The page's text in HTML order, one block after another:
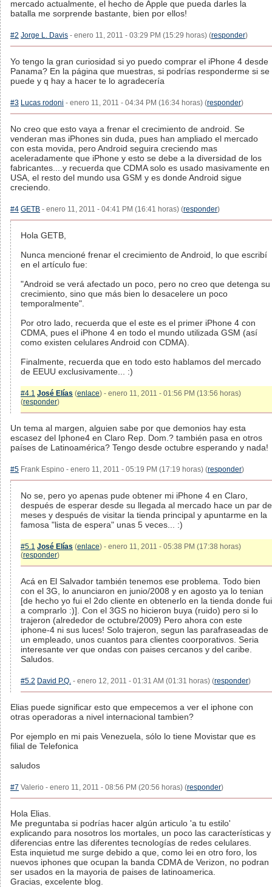
mercado actualmente, el hecho de Apple que pueda darles la
batalla me sorprende bastante, bien por ellos!
#2 Jorge L. Davis - enero 11, 2011 - 03:29 PM (15:29 horas) (responder)
Yo tengo la gran curiosidad si yo puedo comprar el iPhone 4 desde
Panama? En la página que muestras, si podrías responderme si se
puede y q hay a hacer te lo agradecería
#3 Lucas rodoni - enero 11, 2011 - 04:34 PM (16:34 horas) (responder)
No creo que esto vaya a frenar el crecimiento de android. Se
venderan mas iPhones sin duda, pues han ampliado el mercado
con esta movida, pero Android seguira creciendo mas
aceleradamente que iPhone y esto se debe a la diversidad de los
fabricantes....y recuerda que CDMA solo es usado masivamente en
USA, el resto del mundo usa GSM y es donde Android sigue
creciendo.
#4 GETB - enero 11, 2011 - 04:41 PM (16:41 horas) (responder)
Hola GETB,
Nunca mencioné frenar el crecimiento de Android, lo que escribí
en el artículo fue:
"Android se verá afectado un poco, pero no creo que detenga su
crecimiento, sino que más bien lo desacelere un poco
temporalmente".
Por otro lado, recuerda que el este es el primer iPhone 4 con
CDMA, pues el iPhone 4 en todo el mundo utilizada GSM (así
como existen celulares Android con CDMA).
Finalmente, recuerda que en todo esto hablamos del mercado
de EEUU exclusivamente... :)
#4.1 José Elías (enlace) - enero 11, 2011 - 01:56 PM (13:56 horas)
(responder)
Un tema al margen, alguien sabe por que demonios hay esta
escasez del Iphone4 en Claro Rep. Dom.? también pasa en otros
países de Latinoamérica? Tengo desde octubre esperando y nada!
#5 Frank Espino - enero 11, 2011 - 05:19 PM (17:19 horas) (responder)
No se, pero yo apenas pude obtener mi iPhone 4 en Claro,
después de esperar desde su llegada al mercado hace un par de
meses y después de visitar la tienda principal y apuntarme en la
famosa "lista de espera" unas 5 veces... :)
#5.1 José Elías (enlace) - enero 11, 2011 - 05:38 PM (17:38 horas)
(responder)
Acá en El Salvador también tenemos ese problema. Todo bien
con el 3G, lo anunciaron en junio/2008 y en agosto ya lo tenian
[de hecho yo fui el 2do cliente en obtenerlo en la tienda donde fui
a comprarlo :)]. Con el 3GS no hicieron buya (ruido) pero si lo
trajeron (alrededor de octubre/2009) Pero ahora con este
iphone-4 ni sus luces! Solo trajeron, segun las parafraseadas de
un empleado, unos cuantos para clientes coorporativos. Seria
interesante ver que ondas con paises cercanos y del caribe.
Saludos.
#5.2 David P.Q. - enero 12, 2011 - 01:31 AM (01:31 horas) (responder)
Elias puede significar esto que empecemos a ver el iphone con
otras operadoras a nivel internacional tambien?
Por ejemplo en mi pais Venezuela, sólo lo tiene Movistar que es
filial de Telefonica
saludos
#7 Valerio - enero 11, 2011 - 08:56 PM (20:56 horas) (responder)
Hola Elias.
Me preguntaba si podrías hacer algún articulo 'a tu estilo'
explicando para nosotros los mortales, un poco las características y
diferencias entre las diferentes tecnologías de redes celulares.
Esta inquietud me surge debido a que, como lei en otro foro, los
nuevos iphones que ocupan la banda CDMA de Verizon, no podran
ser usados en la mayoria de paises de latinoamerica.
Gracias, excelente blog.